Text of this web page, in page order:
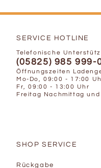
SERVICE HOTLINE
Telefonische
(05825) 985 999-
Öffnungszeiten
Mo-Do, 09:00 - 17:00
Fr, 09:00 - 13:00 Uhr
Freitag Nachmittag
SHOP SERVICE
Rückgabe